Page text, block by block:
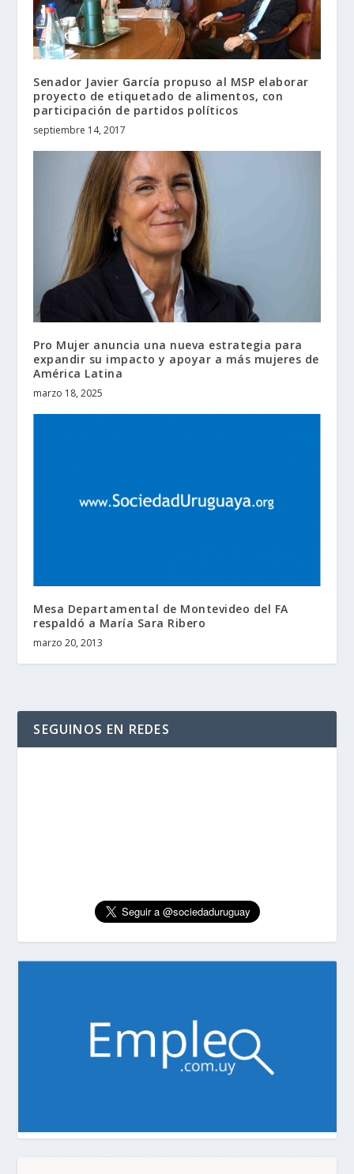
Senador Javier García propuso al MSP elaborar
proyecto de etiquetado de alimentos, con
participación de partidos políticos
septiembre 14, 2017
Pro Mujer anuncia una nueva estrategia para
expandir su impacto y apoyar a más mujeres de
América Latina
marzo 18, 2025
Mesa Departamental de Montevideo del FA
respaldó a María Sara Ribero
marzo 20, 2013
SEGUINOS EN REDES